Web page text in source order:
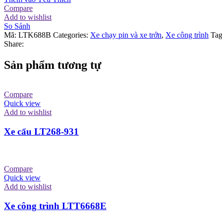
Compare
Add to wishlist
So Sánh
Mã: LTK688B Categories: Xe chạy pin và xe trớn, Xe công trình
Share:
Sản phẩm tương tự
Compare
Quick view
Add to wishlist
Xe cẩu LT268-931
Compare
Quick view
Add to wishlist
Xe công trình LTT6668E